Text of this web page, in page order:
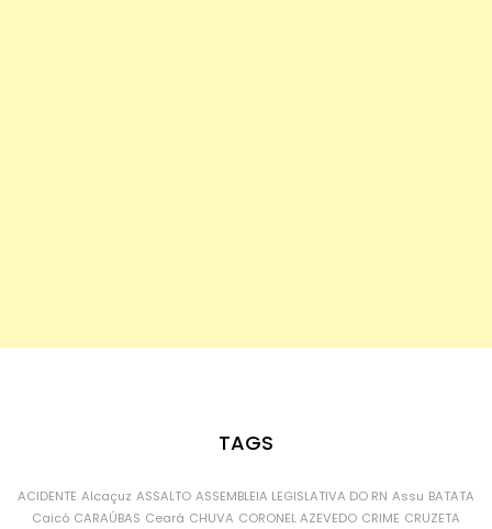
TAGS
ACIDENTE Alcaçuz ASSALTO ASSEMBLEIA LEGISLATIVA DO RN Assu BATATA
Caicó CARAÚBAS Ceará CHUVA CORONEL AZEVEDO CRIME CRUZETA